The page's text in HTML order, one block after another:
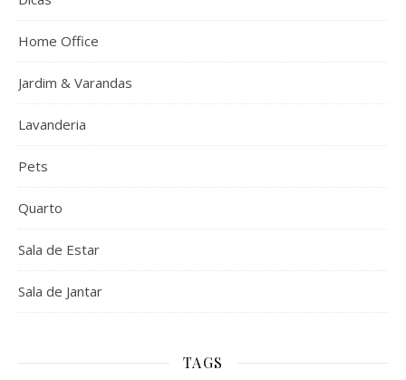
Home Office
Jardim & Varandas
Lavanderia
Pets
Quarto
Sala de Estar
Sala de Jantar
TAGS